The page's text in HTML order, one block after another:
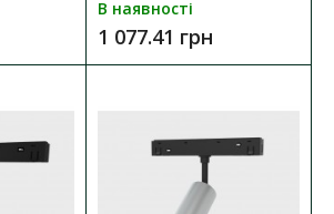
RAYFOR MT Focus Nano
В наявності
1 077.41 грн